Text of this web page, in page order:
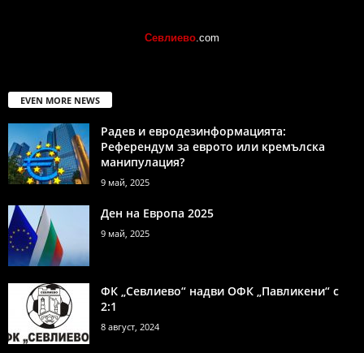
Севлиево .com
EVEN MORE NEWS
Радев и евродезинформацията:
Референдум за еврото или кремълска
манипулация?
9 май, 2025
Ден на Европа 2025
9 май, 2025
ФК „Севлиево“ надви ОФК „Павликени“ с
2:1
8 август, 2024